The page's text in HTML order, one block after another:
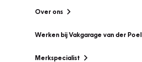
Over ons
Werken bij Vakgarage van der Poel
Merkspecialist